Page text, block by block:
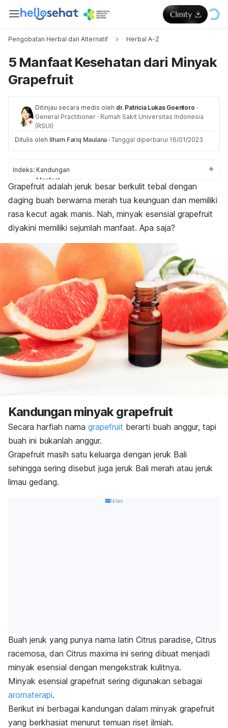
Pengobatan Herbal dan Alternatif Herbal A-Z
5 Manfaat Kesehatan dari Minyak
Grapefruit
Ditinjau secara medis oleh dr. Patricia Lukas Goentoro ·
General Practitioner · Rumah Sakit Universitas Indonesia
(RSUI)
Ditulis oleh Ilham Fariq Maulana · Tanggal diperbarui 16/01/2023
Indeks: Kandungan
Manfaat
Cara pakai
Efek samping
Grapefruit adalah jeruk besar berkulit tebal dengan
daging buah berwarna merah tua keunguan dan memiliki
rasa kecut agak manis. Nah, minyak esensial grapefruit
diyakini memiliki sejumlah manfaat. Apa saja?
Kandungan minyakgrapefruit
Secara harfiah nama grapefruit berarti buah anggur, tapi
buah ini bukanlah anggur.
Grapefruit masih satu keluarga dengan jeruk Bali
sehingga sering disebut juga jeruk Bali merah atau jeruk
limau gedang.
Iklan
Buah jeruk yang punya nama latin Citrus paradise, Citrus
racemosa, dan Citrus maxima ini sering dibuat menjadi
minyak esensial dengan mengekstrak kulitnya.
Minyak esensial grapefruit sering digunakan sebagai
aromaterapi.
Berikut ini berbagai kandungan dalam minyak grapefruit
yang berkhasiat menurut temuan riset ilmiah.